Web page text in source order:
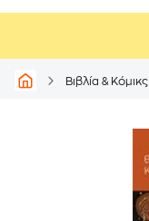
Βιβλία & Κόμικς